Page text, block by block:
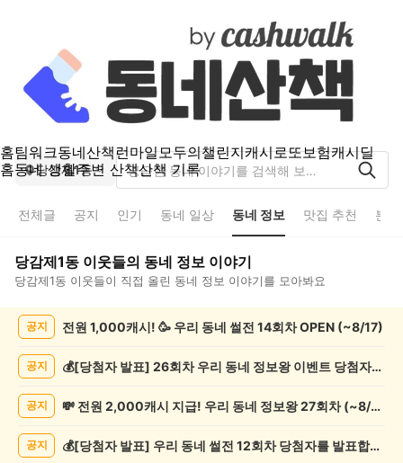
홈팀워크동네산책런마일모두의챌린지캐시로또보험캐시딜
홈동네 생활주변 산책산책 기록
당감제1동
전체글 공지 인기 동네 일상 동네 정보 맛집 추천 분
당감제1동 이웃들의 동네 정보 이야기
당감제1동 이웃들이 직접 올린 동네 정보 이야기를 모아봐요
공지 전원 1,000캐시! 🥳 우리 동네 썰전 14회차 OPEN (~8/17)
공지 💰[당첨자 발표] 26회차 우리 동네 정보왕 이벤트 당첨자를 발표합니다!
공지 💸 전원 2,000캐시 지급! 우리 동네 정보왕 27회차 (~8/10)
공지 💰[당첨자 발표] 우리 동네 썰전 12회차 당첨자를 발표합니다!